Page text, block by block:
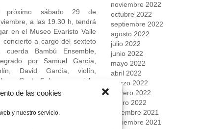
de las cookies
y nuestro servicio.
próximo sábado 29 de
a las 19.30 h, tendrá
en el Museo Evaristo Valle
concierto a cargo del sexteto
cuerda Bambú Ensemble,
por Samuel García,
David García, violín,
Cueto-Felgueroso, viola,
Espinosa, viola,
noviembre 2022
octubre 2022
septiembre 2022
agosto 2022
julio 2022
junio 2022
mayo 2022
abril 2022
marzo 2022
febrero 2022
enero 2022
diciembre 2021
noviembre 2021